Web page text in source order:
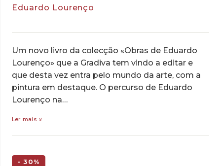
Eduardo Lourenço
Um novo livro da colecção «Obras de Eduardo
Lourenço» que a Gradiva tem vindo a editar e
que desta vez entra pelo mundo da arte, com a
pintura em destaque. O percurso de Eduardo
Lourenço na…
Ler mais
- 30%